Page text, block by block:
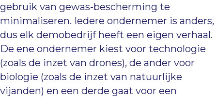
gebruik van gewas-bescherming te
minimaliseren. Iedere ondernemer is anders,
dus elk demobedrijf heeft een eigen verhaal.
De ene ondernemer kiest voor technologie
(zoals de inzet van drones), de ander voor
biologie (zoals de inzet van natuurlijke
vijanden) en een derde gaat voor een